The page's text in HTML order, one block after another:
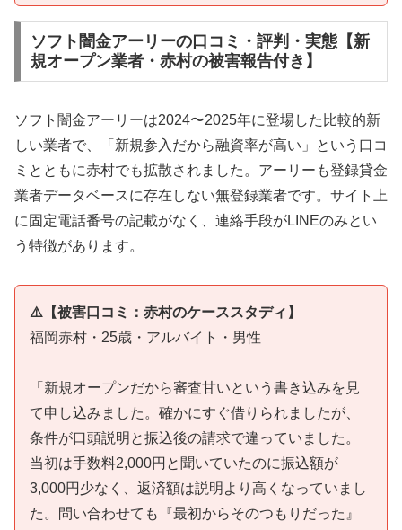
ソフト闇金アーリーの口コミ・評判・実態【新
規オープン業者・赤村の被害報告付き】
ソフト闇金アーリーは2024〜2025年に登場した比較的新
しい業者で、「新規参入だから融資率が高い」という口コ
ミとともに赤村でも拡散されました。アーリーも登録貸金
業者データベースに存在しない無登録業者です。サイト上
に固定電話番号の記載がなく、連絡手段がLINEのみとい
う特徴があります。
⚠️【被害口コミ：赤村のケーススタディ】
福岡赤村・25歳・アルバイト・男性
「新規オープンだから審査甘いという書き込みを見
て申し込みました。確かにすぐ借りられましたが、
条件が口頭説明と振込後の請求で違っていました。
当初は手数料2,000円と聞いていたのに振込額が
3,000円少なく、返済額は説明より高くなっていまし
た。問い合わせても『最初からそのつもりだった』